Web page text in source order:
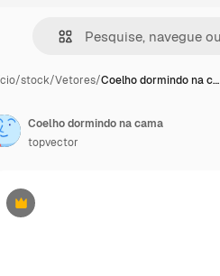
/stock/Vetores/Coelho dormindo na c…
Premium
Coelho dormindo na cama
topvector